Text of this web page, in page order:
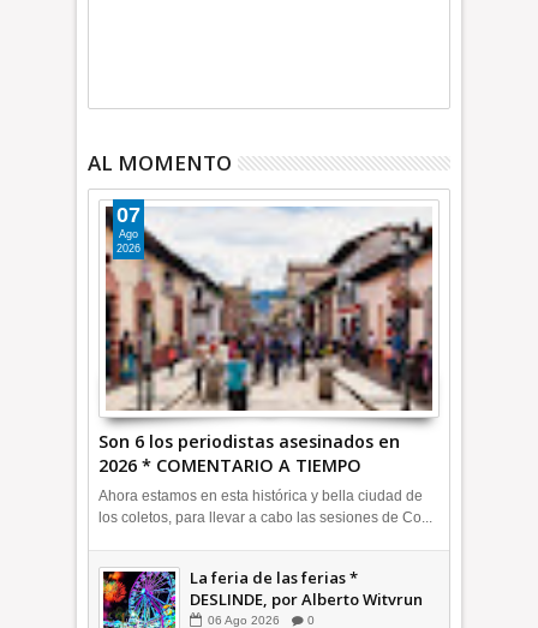
AL MOMENTO
Son 6 los periodistas asesinados en
2026 * COMENTARIO A TIEMPO
07
Ago
2026
Ahora estamos en esta histórica y bella ciudad de
los coletos, para llevar a cabo las sesiones de Co...
La feria de las ferias *
DESLINDE, por Alberto Witvrun
06 Ago 2026 0